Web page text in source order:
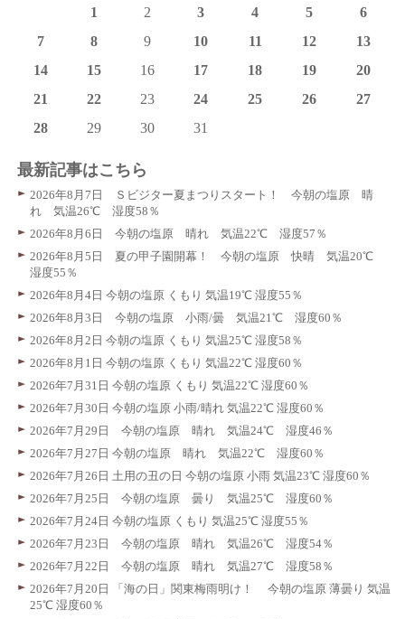
1
2 3 4 5
6
7
8 9 10 11 12
13
14
15 16 17 18 19
20
21
22 23 24 25 26
27
28
29 30 31
最新記事はこちら
2026年8月7日 Ｓビジター夏まつりスタート！ 今朝の塩原 晴
れ 気温26℃ 湿度58％
2026年8月6日 今朝の塩原 晴れ 気温22℃ 湿度57％
2026年8月5日 夏の甲子園開幕！ 今朝の塩原 快晴 気温20℃
湿度55％
2026年8月4日 今朝の塩原 くもり 気温19℃ 湿度55％
2026年8月3日 今朝の塩原 小雨/曇 気温21℃ 湿度60％
2026年8月2日 今朝の塩原 くもり 気温25℃ 湿度58％
2026年8月1日 今朝の塩原 くもり 気温22℃ 湿度60％
2026年7月31日 今朝の塩原 くもり 気温22℃ 湿度60％
2026年7月30日 今朝の塩原 小雨/晴れ 気温22℃ 湿度60％
2026年7月29日 今朝の塩原 晴れ 気温24℃ 湿度46％
2026年7月27日 今朝の塩原 晴れ 気温22℃ 湿度60％
2026年7月26日 土用の丑の日 今朝の塩原 小雨 気温23℃ 湿度60％
2026年7月25日 今朝の塩原 曇り 気温25℃ 湿度60％
2026年7月24日 今朝の塩原 くもり 気温25℃ 湿度55％
2026年7月23日 今朝の塩原 晴れ 気温26℃ 湿度54％
2026年7月22日 今朝の塩原 晴れ 気温27℃ 湿度58％
2026年7月20日 「海の日」関東梅雨明け！ 今朝の塩原 薄曇り 気温
25℃ 湿度60％